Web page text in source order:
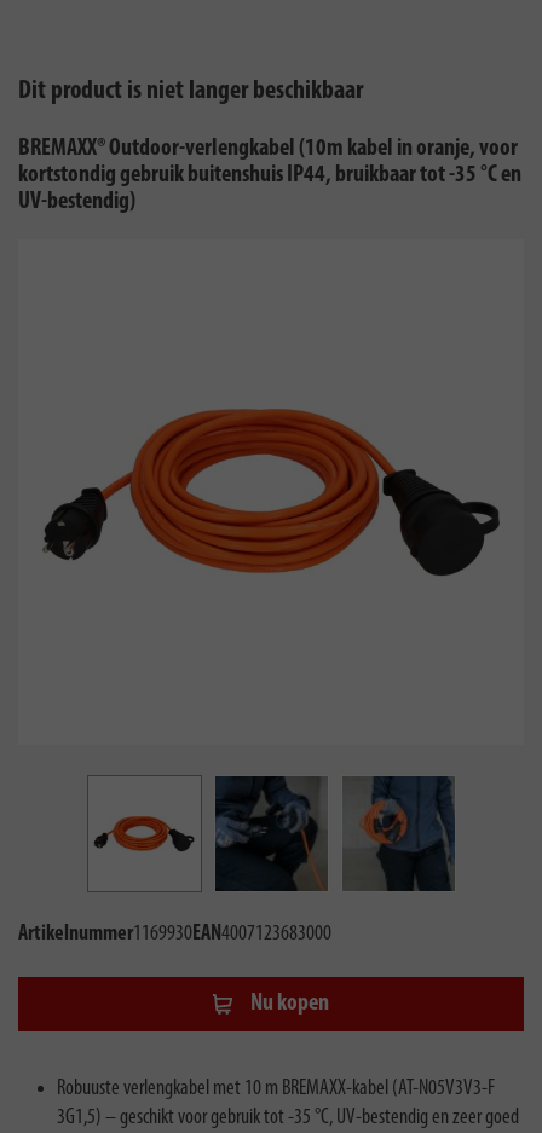
Dit product is niet langer beschikbaar
BREMAXX® Outdoor-verlengkabel (10m kabel in oranje, voor
kortstondig gebruik buitenshuis IP44, bruikbaar tot -35 °C en
UV-bestendig)
Artikelnummer1169930EAN4007123683000
Nu kopen
Robuuste verlengkabel met 10 m BREMAXX-kabel (AT-N05V3V3-F
3G1,5) – geschikt voor gebruik tot -35 °C, UV-bestendig en zeer goed